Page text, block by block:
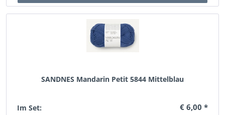
SANDNES Mandarin Petit 5844 Mittelblau
Im Set: € 6,00 *